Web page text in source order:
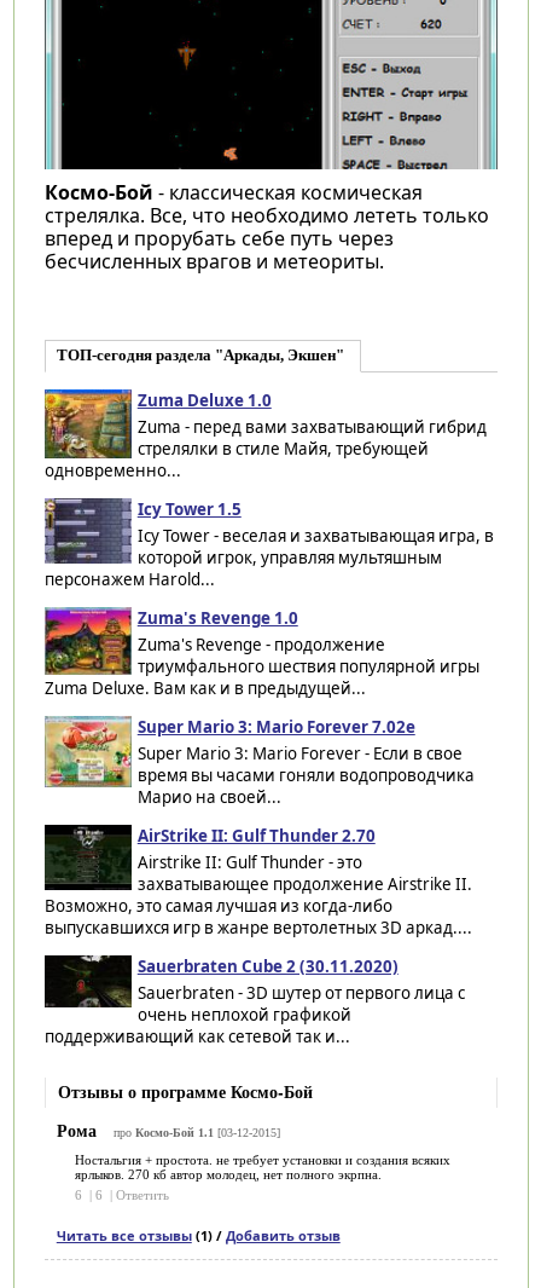
Космо-Бой - классическая космическая
стрелялка. Все, что необходимо лететь только
вперед и прорубать себе путь через
бесчисленных врагов и метеориты.
ТОП-сегодня раздела "Аркады, Экшен"
Zuma Deluxe 1.0
Zuma - перед вами захватывающий гибрид
стрелялки в стиле Майя, требующей
одновременно...
Icy Tower 1.5
Icy Tower - веселая и захватывающая игра, в
которой игрок, управляя мультяшным
персонажем Harold...
Zuma's Revenge 1.0
Zuma's Revenge - продолжение
триумфального шествия популярной игры
Zuma Deluxe. Вам как и в предыдущей...
Super Mario 3: Mario Forever 7.02e
Super Mario 3: Mario Forever - Если в свое
время вы часами гоняли водопроводчика
Марио на своей...
AirStrike II: Gulf Thunder 2.70
Airstrike II: Gulf Thunder - это
захватывающее продолжение Airstrike II.
Возможно, это самая лучшая из когда-либо
выпускавшихся игр в жанре вертолетных 3D аркад....
Sauerbraten Cube 2 (30.11.2020)
Sauerbraten - 3D шутер от первого лица с
очень неплохой графикой
поддерживающий как сетевой так и...
Отзывы о программе Космо-Бой
Рома
про Космо-Бой 1.1 [03-12-2015]
Ностальгия + простота. не требует установки и создания всяких
ярлыков. 270 кб автор молодец, нет полного экрпна.
6
6 Ответить
Читать все отзывы(1) / Добавить отзыв